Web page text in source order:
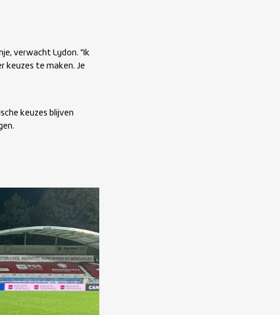
verwacht Lydon. “Ik
keuzes te maken. Je
keuzes blijven